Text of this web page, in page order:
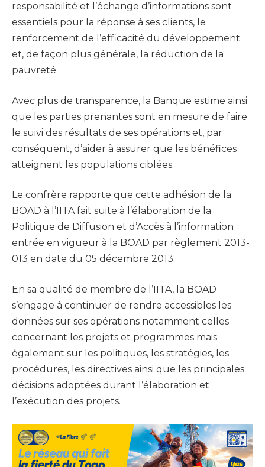
responsabilité et l’échange d’informations sont
essentiels pour la réponse à ses clients, le
renforcement de l’efficacité du développement
et, de façon plus générale, la réduction de la
pauvreté.
Avec plus de transparence, la Banque estime ainsi
que les parties prenantes sont en mesure de faire
le suivi des résultats de ses opérations et, par
conséquent, d’aider à assurer que les bénéfices
atteignent les populations ciblées.
Le confrère rapporte que cette adhésion de la
BOAD à l’IITA fait suite à l’élaboration de la
Politique de Diffusion et d’Accès à l’information
entrée en vigueur à la BOAD par règlement 2013-
013 en date du 05 décembre 2013.
En sa qualité de membre de l’IITA, la BOAD
s’engage à continuer de rendre accessibles les
données sur ses opérations notamment celles
concernant les projets et programmes mais
également sur les politiques, les stratégies, les
procédures, les directives ainsi que les principales
décisions adoptées durant l’élaboration et
l’exécution des projets.